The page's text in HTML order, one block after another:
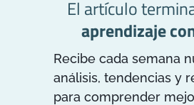
El artículo
aprendizaje
Recibe cada semana
análisis, tendencias y
para comprender